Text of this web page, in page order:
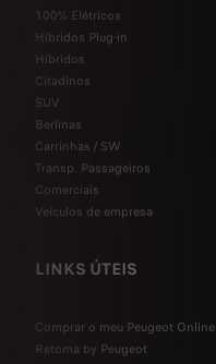
100% Elétricos
Híbridos Plug-in
Híbridos
Citadinos
SUV
Berlinas
Carrinhas / SW
Transp. Passageiros
Comerciais
Veículos de empresa
LINKS ÚTEIS
Comprar o meu Peugeot Online
Retoma by Peugeot